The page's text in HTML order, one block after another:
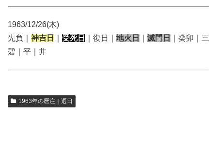
1963/12/26(木)
先負｜ 神吉日 受死日 ｜復日｜ 地火日 滅門日
｜癸卯｜三
碧｜平｜井
1963年の暦注｜選日